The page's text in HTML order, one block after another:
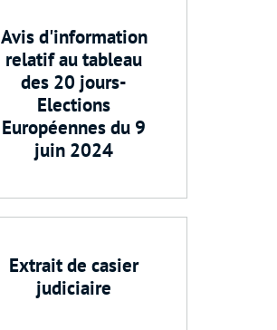
Avis d'information
relatif au tableau
des 20 jours-
Elections
Européennes du 9
juin 2024
Extrait de casier
judiciaire